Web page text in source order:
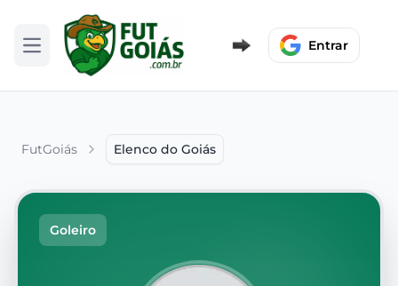
Abrir menu Entrar
FutGoiás Elenco do Goiás
Goleiro